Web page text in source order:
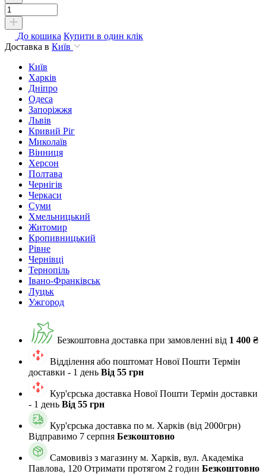
До кошика Купити в один клік
Доставка в Київ
Київ
Харків
Дніпро
Одеса
Запоріжжя
Львів
Кривий Ріг
Миколаїв
Вінниця
Херсон
Полтава
Чернігів
Черкаси
Суми
Хмельницький
Житомир
Кропивницький
Рівне
Чернівці
Тернопіль
Івано-Франківськ
Луцьк
Ужгород
Безкоштовна доставка при замовленні від 1 400 ₴
Відділення або поштомат Нової Пошти Термін
доставки - 1 день Від 55 грн
Кур'єрська доставка Нової Пошти Термін доставки
- 1 день Від 55 грн
Кур'єрська доставка по м. Харкiв (від 2000грн)
Відправимо 7 серпня Безкоштовно
Самовивіз з магазину м. Харків, вул. Академіка
Павлова, 120 Отримати протягом 2 годин Безкоштовно